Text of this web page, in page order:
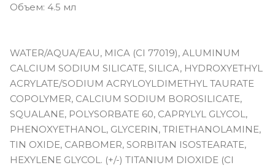
Объем: 4.5 мл
WATER/AQUA/EAU, MICA (CI 77019), ALUMINUM
CALCIUM SODIUM SILICATE, SILICA, HYDROXYETHYL
ACRYLATE/SODIUM ACRYLOYLDIMETHYL TAURATE
COPOLYMER, CALCIUM SODIUM BOROSILICATE,
SQUALANE, POLYSORBATE 60, CAPRYLYL GLYCOL,
PHENOXYETHANOL, GLYCERIN, TRIETHANOLAMINE,
TIN OXIDE, CARBOMER, SORBITAN ISOSTEARATE,
HEXYLENE GLYCOL. (+/-) TITANIUM DIOXIDE (CI